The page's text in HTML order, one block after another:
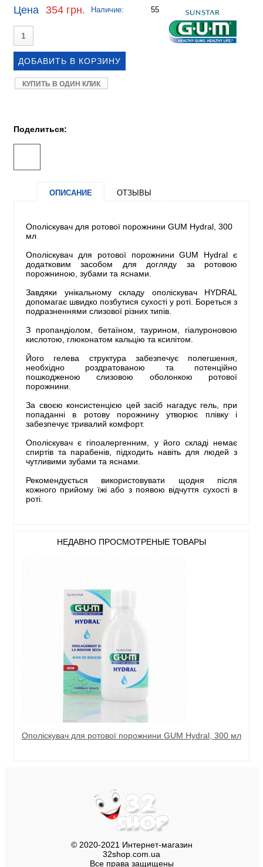
Цена 354 грн. Наличие: 55
КУПИТЬ В ОДИН КЛИК
Поделиться:
ОПИСАНИЕ ОТЗЫВЫ
Ополіскувач для ротової порожнини GUM Hydral, 300
мл
Ополіскувач для ротової порожнини GUM Hydral є
додатковим засобом для догляду за ротовою
порожниною, зубами та яснами.
Завдяки унікальному складу ополіскувач HYDRAL
допомагає швидко позбутися сухості у роті. Бореться з
подразненнями слизової різних типів.
З пропандіолом, бетаїном, таурином, гіалуроновою
кислотою, глюконатом кальцію та ксилітом.
Його гелева структура забезпечує полегшення,
необхідно роздратованою та потенційно
пошкодженою слизовою оболонкою ротової
порожнини.
За своєю консистенцією цей засіб нагадує гель, при
попаданні в ротову порожнину утворює плівку і
забезпечує тривалий комфорт.
Ополіскувач є гіпоалергенним, у його складі немає
спиртів та парабенів, підходить навіть для людей з
чутливими зубами та яснами.
Рекомендується використовувати щодня після
кожного прийому їжі або з появою відчуття сухості в
роті.
НЕДАВНО ПРОСМОТРЕНЫЕ ТОВАРЫ
Ополіскувач для ротової порожнини GUM Hydral, 300 мл
© 2020-2021 Интернет-магазин
32shop.com.ua
Все права защищены